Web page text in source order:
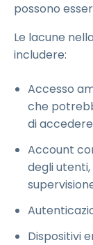
possono
Le lacune
includere:
Accesso
che
di
Account
degli
Dispositivi